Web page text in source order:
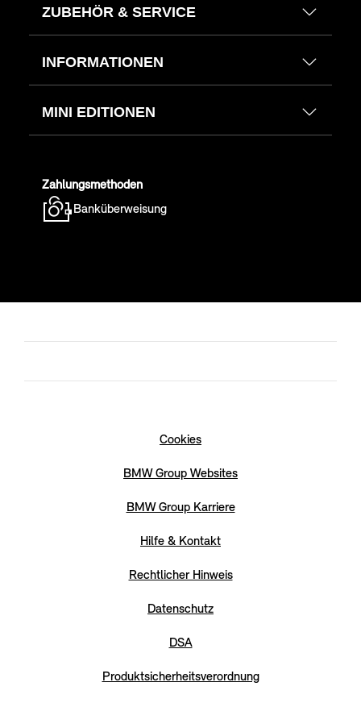
ZUBEHÖR & SERVICE
INFORMATIONEN
MINI EDITIONEN
Zahlungsmethoden
Banküberweisung
Cookies
BMW Group Websites
BMW Group Karriere
Hilfe & Kontakt
Rechtlicher Hinweis
Datenschutz
DSA
Produktsicherheitsverordnung